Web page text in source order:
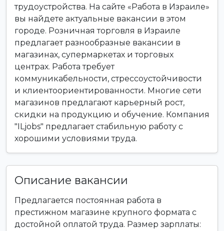
трудоустройства. На сайте «Работа в Израиле»
вы найдете актуальные вакансии в этом
городе. Розничная торговля в Израиле
предлагает разнообразные вакансии в
магазинах, супермаркетах и торговых
центрах. Работа требует
коммуникабельности, стрессоустойчивости
и клиентоориентированности. Многие сети
магазинов предлагают карьерный рост,
скидки на продукцию и обучение. Компания
"ILjobs" предлагает стабильную работу с
хорошими условиями труда.
Описание вакансии
Предлагается постоянная работа в
престижном магазине крупного формата с
достойной оплатой труда. Размер зарплаты: